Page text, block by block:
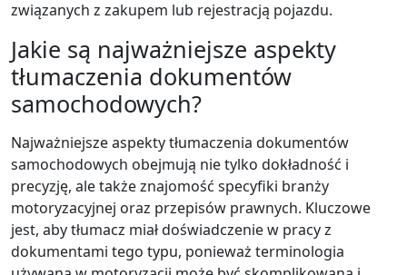
związanych z zakupem lub rejestracją pojazdu.
Jakie są najważniejsze aspekty
tłumaczenia dokumentów
samochodowych?
Najważniejsze aspekty tłumaczenia dokumentów
samochodowych obejmują nie tylko dokładność i
precyzję, ale także znajomość specyfiki branży
motoryzacyjnej oraz przepisów prawnych. Kluczowe
jest, aby tłumacz miał doświadczenie w pracy z
dokumentami tego typu, ponieważ terminologia